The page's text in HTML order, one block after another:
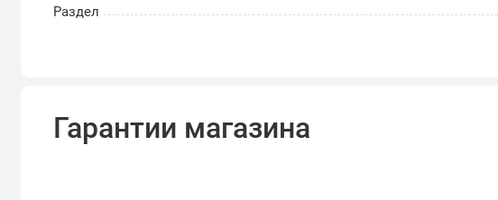
Раздел
Гарантии магазина